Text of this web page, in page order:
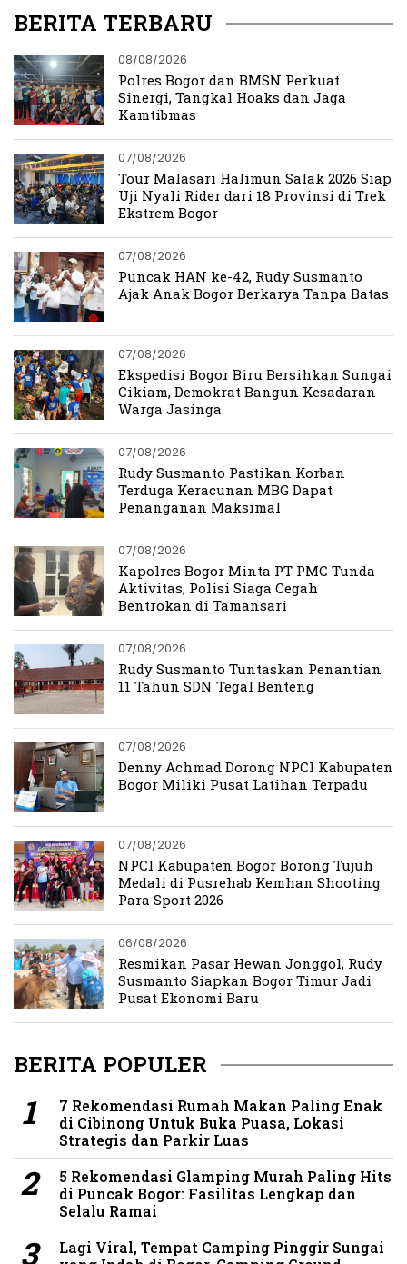
BERITA TERBARU
08/08/2026
Polres Bogor dan BMSN Perkuat
Sinergi, Tangkal Hoaks dan Jaga
Kamtibmas
07/08/2026
Tour Malasari Halimun Salak 2026 Siap
Uji Nyali Rider dari 18 Provinsi di Trek
Ekstrem Bogor
07/08/2026
Puncak HAN ke-42, Rudy Susmanto
Ajak Anak Bogor Berkarya Tanpa Batas
07/08/2026
Ekspedisi Bogor Biru Bersihkan Sungai
Cikiam, Demokrat Bangun Kesadaran
Warga Jasinga
07/08/2026
Rudy Susmanto Pastikan Korban
Terduga Keracunan MBG Dapat
Penanganan Maksimal
07/08/2026
Kapolres Bogor Minta PT PMC Tunda
Aktivitas, Polisi Siaga Cegah
Bentrokan di Tamansari
07/08/2026
Rudy Susmanto Tuntaskan Penantian
11 Tahun SDN Tegal Benteng
07/08/2026
Denny Achmad Dorong NPCI Kabupaten
Bogor Miliki Pusat Latihan Terpadu
07/08/2026
NPCI Kabupaten Bogor Borong Tujuh
Medali di Pusrehab Kemhan Shooting
Para Sport 2026
06/08/2026
Resmikan Pasar Hewan Jonggol, Rudy
Susmanto Siapkan Bogor Timur Jadi
Pusat Ekonomi Baru
BERITA POPULER
7 Rekomendasi Rumah Makan Paling Enak
di Cibinong Untuk Buka Puasa, Lokasi
Strategis dan Parkir Luas
5 Rekomendasi Glamping Murah Paling Hits
di Puncak Bogor: Fasilitas Lengkap dan
Selalu Ramai
Lagi Viral, Tempat Camping Pinggir Sungai